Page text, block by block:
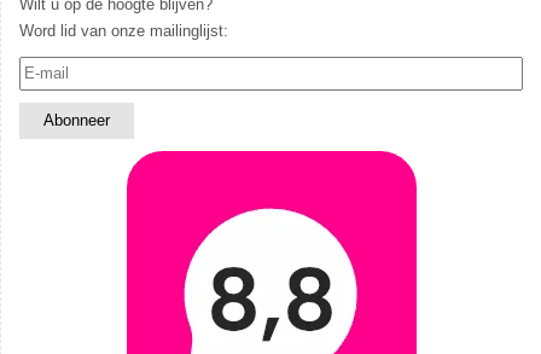
Wilt u op de hoogte blijven?
Word lid van onze mailinglijst: